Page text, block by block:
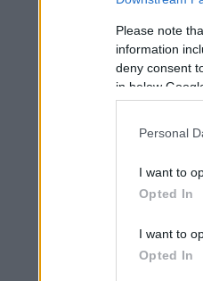
Please note
information
deny consent
in below
Personal
I want to
Opted In
I want to
Opted In